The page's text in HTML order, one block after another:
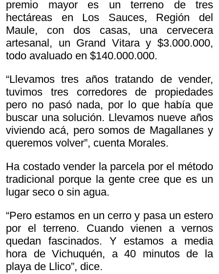
premio mayor es un terreno de tres
hectáreas en Los Sauces, Región del
Maule, con dos casas, una cervecera
artesanal, un Grand Vitara y $3.000.000,
todo avaluado en $140.000.000.
“Llevamos tres años tratando de vender,
tuvimos tres corredores de propiedades
pero no pasó nada, por lo que había que
buscar una solución. Llevamos nueve años
viviendo acá, pero somos de Magallanes y
queremos volver”, cuenta Morales.
Ha costado vender la parcela por el método
tradicional porque la gente cree que es un
lugar seco o sin agua.
“Pero estamos en un cerro y pasa un estero
por el terreno. Cuando vienen a vernos
quedan fascinados. Y estamos a media
hora de Vichuquén, a 40 minutos de la
playa de Llico”, dice.